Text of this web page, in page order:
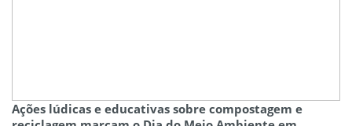
Ações lúdicas e educativas sobre compostagem e